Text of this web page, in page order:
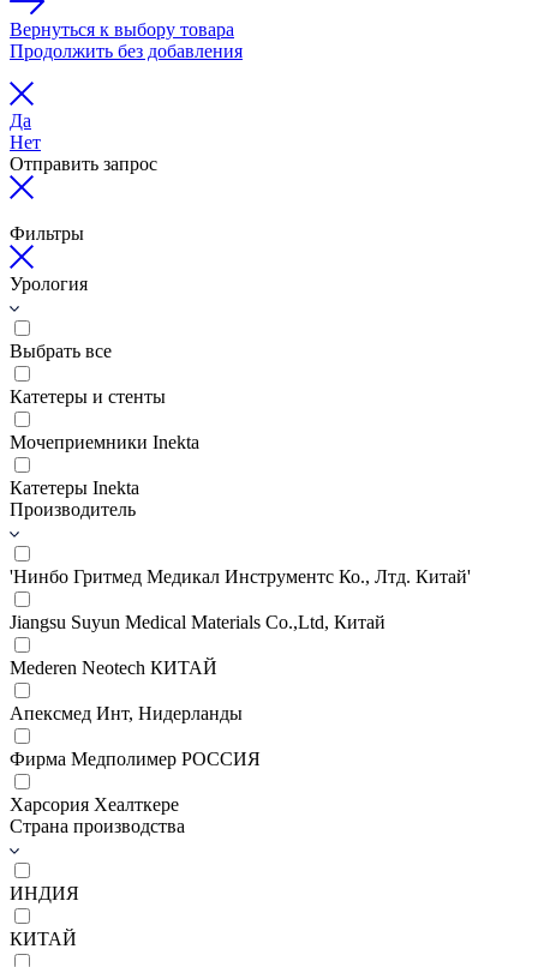
Вернуться к выбору товара
Продолжить без добавления
Да
Нет
Отправить запрос
Фильтры
Урология
Выбрать все
Катетеры и стенты
Мочеприемники Inekta
Катетеры Inekta
Производитель
'Нинбо Гритмед Медикал Инструментс Ко., Лтд. Китай'
Jiangsu Suyun Medical Materials Co.,Ltd, Китай
Mederen Neotech КИТАЙ
Апексмед Инт, Нидерланды
Фирма Медполимер РОССИЯ
Харсория Хеалткере
Страна производства
ИНДИЯ
КИТАЙ